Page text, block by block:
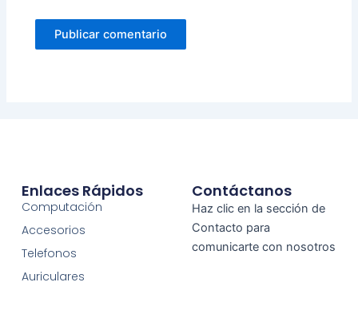
Enlaces Rápidos
Computación
Accesorios
Telefonos
Auriculares
Contáctanos
Haz clic en la sección de
Contacto para
comunicarte con nosotros